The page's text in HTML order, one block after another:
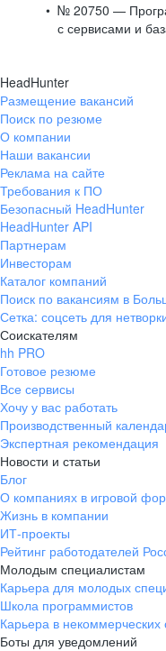
№ 20750 —
с сервисами и
HeadHunter
Размещение вакансий
Поиск по резюме
О компании
Наши вакансии
Реклама на сайте
Требования к ПО
Безопасный HeadHunter
HeadHunter API
Партнерам
Инвесторам
Каталог компаний
Поиск по вакансиям в
Сетка: соцсеть для
Соискателям
hh PRO
Готовое резюме
Все сервисы
Хочу у вас работать
Производственный
Экспертная рекомендация
Новости и статьи
Блог
О компаниях в игровой
Жизнь в компании
ИТ-проекты
Рейтинг работодателей
Молодым специалистам
Карьера для молодых
Школа программистов
Карьера в некоммерческих
Боты для уведомлений